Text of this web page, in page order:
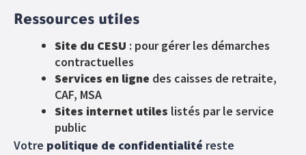
Ressources utiles
Site du CESU : pour gérer les démarches
contractuelles
Services en ligne des caisses de retraite,
CAF, MSA
Sites internet utiles listés par le service
public
Votre politique de confidentialité reste